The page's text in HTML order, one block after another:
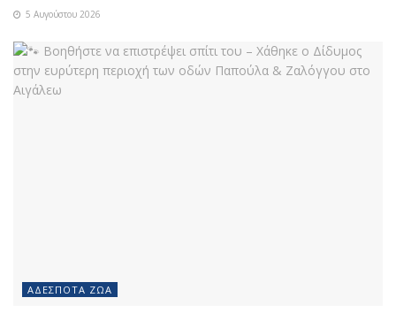
5 Αυγούστου 2026
ΑΔΈΣΠΟΤΑ ΖΏΑ